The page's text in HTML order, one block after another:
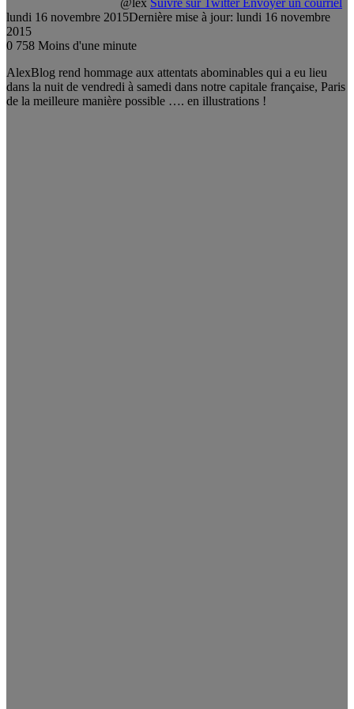
lundi 16 novembre 2015Dernière mise à jour: lundi 16 novembre
2015
0 758 Moins d'une minute
AlexBlog rend hommage aux attentats abominables qui a eu lieu
dans la nuit de vendredi à samedi dans notre capitale française, Paris
de la meilleure manière possible …. en illustrations !